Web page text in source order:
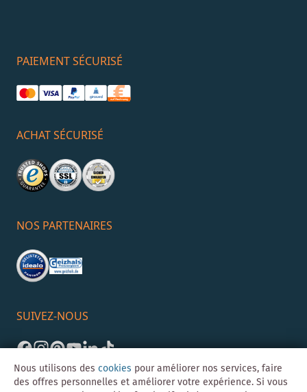
PAIEMENT SÉCURISÉ
ACHAT SÉCURISÉ
NOS PARTENAIRES
SUIVEZ-NOUS
Nous utilisons des cookies pour améliorer nos services, faire
des offres personnelles et améliorer votre expérience. Si vous